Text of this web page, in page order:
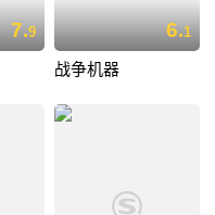
7.9 6.1
战争机器